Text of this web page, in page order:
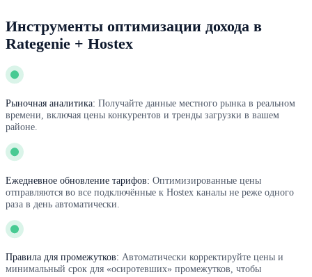
Инструменты оптимизации дохода в
Rategenie + Hostex
Рыночная аналитика: Получайте данные местного рынка в реальном
времени, включая цены конкурентов и тренды загрузки в вашем
районе.
Ежедневное обновление тарифов: Оптимизированные цены
отправляются во все подключённые к Hostex каналы не реже одного
раза в день автоматически.
Правила для промежутков: Автоматически корректируйте цены и
минимальный срок для «осиротевших» промежутков, чтобы